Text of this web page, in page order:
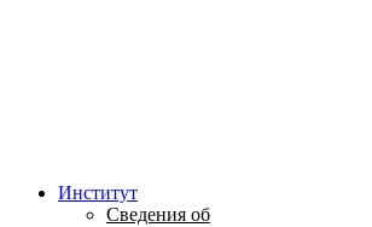
Институт
Сведения об